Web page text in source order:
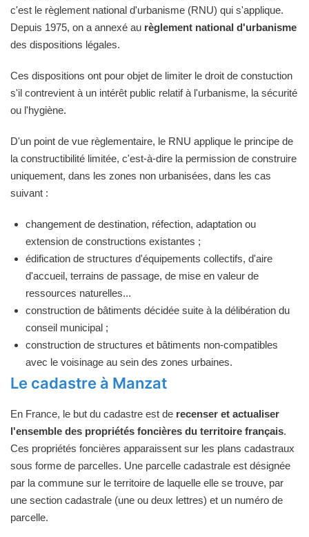
c'est le règlement national d'urbanisme (RNU) qui s'applique.
Depuis 1975, on a annexé au règlement national d'urbanisme
des dispositions légales.
Ces dispositions ont pour objet de limiter le droit de constuction
s'il contrevient à un intérêt public relatif à l'urbanisme, la sécurité
ou l'hygiène.
D'un point de vue règlementaire, le RNU applique le principe de
la constructibilité limitée, c'est-à-dire la permission de construire
uniquement, dans les zones non urbanisées, dans les cas
suivant :
changement de destination, réfection, adaptation ou
extension de constructions existantes ;
édification de structures d'équipements collectifs, d'aire
d'accueil, terrains de passage, de mise en valeur de
ressources naturelles...
construction de bâtiments décidée suite à la délibération du
conseil municipal ;
construction de structures et bâtiments non-compatibles
avec le voisinage au sein des zones urbaines.
Le cadastre à Manzat
En France, le but du cadastre est de recenser et actualiser
l'ensemble des propriétés foncières du territoire français.
Ces propriétés foncières apparaissent sur les plans cadastraux
sous forme de parcelles. Une parcelle cadastrale est désignée
par la commune sur le territoire de laquelle elle se trouve, par
une section cadastrale (une ou deux lettres) et un numéro de
parcelle.